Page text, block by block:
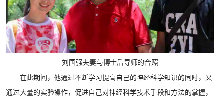
刘国强夫妻与博士后导师的合照
在此期间，他通过不断学习提高自己的神经科学知识的同时，又
通过大量的实验操作，促进自己对神经科学技术手段和方法的掌握，